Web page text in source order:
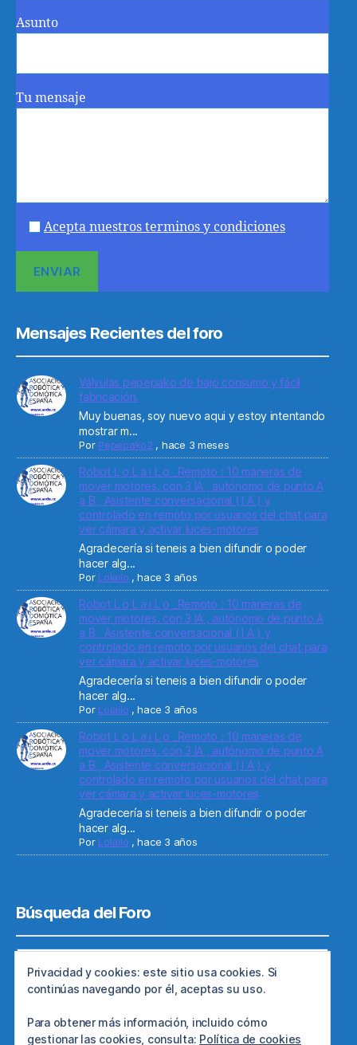
Asunto
Tu mensaje
Acepta nuestros terminos y condiciones
Mensajes Recientes del foro
Válvulas pepepako de bajo consumo y fácil
fabricación.
Muy buenas, soy nuevo aqui y estoy intentando
mostrar m...
Por Pepepako2 , hace 3 meses
Robot L o L a i L o _Remoto : 10 maneras de
mover motores. con 3 IA , autónomo de punto A
a B , Asistente conversacional ( I A ) y
controlado en remoto por usuarios del chat para
ver cámara y activar luces-motores
Agradecería si teneis a bien difundir o poder
hacer alg...
Por Lolailo ,hace 3 años
Robot L o L a i L o _Remoto : 10 maneras de
mover motores. con 3 IA , autónomo de punto A
a B , Asistente conversacional ( I A ) y
controlado en remoto por usuarios del chat para
ver cámara y activar luces-motores
Agradecería si teneis a bien difundir o poder
hacer alg...
Por Lolailo ,hace 3 años
Robot L o L a i L o _Remoto : 10 maneras de
mover motores. con 3 IA , autónomo de punto A
a B , Asistente conversacional ( I A ) y
controlado en remoto por usuarios del chat para
ver cámara y activar luces-motores
Agradecería si teneis a bien difundir o poder
hacer alg...
Por Lolailo ,hace 3 años
Búsqueda del Foro
Privacidad y cookies: este sitio usa cookies. Si
continúas navegando por él, aceptas su uso.
Para obtener más información, incluido cómo
gestionar las cookies, consulta: Política de cookies